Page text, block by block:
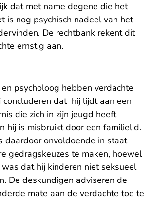
dat met name degene die het
is nog psychisch nadeel van het
De rechtbank rekent dit
ernstig aan.
psycholoog hebben verdachte
concluderen dat hij lijdt aan een
die zich in zijn jeugd heeft
hij is misbruikt door een familielid.
daardoor onvoldoende in staat
gedragskeuzes te maken, hoewel
dat hij kinderen niet seksueel
De deskundigen adviseren de
mate aan de verdachte toe te